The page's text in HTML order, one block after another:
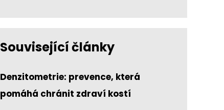
Související články
Denzitometrie: prevence, která
pomáhá chránit zdraví kostí